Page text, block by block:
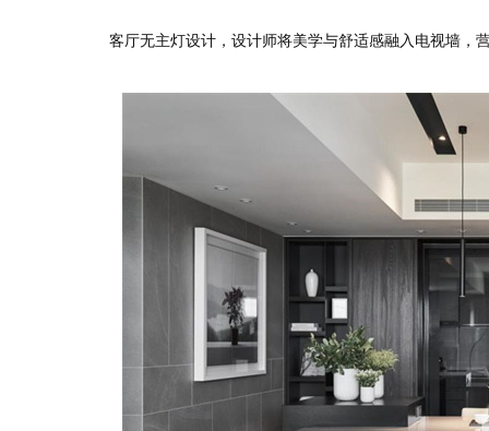
客厅无主灯设计，设计师将美学与舒适感融入电视墙，